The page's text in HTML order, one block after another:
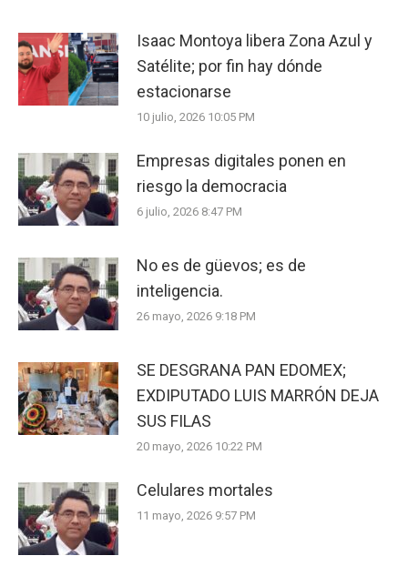
Isaac Montoya libera Zona Azul y
Satélite; por fin hay dónde
estacionarse
10 julio, 2026 10:05 PM
Empresas digitales ponen en
riesgo la democracia
6 julio, 2026 8:47 PM
No es de güevos; es de
inteligencia.
26 mayo, 2026 9:18 PM
SE DESGRANA PAN EDOMEX;
EXDIPUTADO LUIS MARRÓN DEJA
SUS FILAS
20 mayo, 2026 10:22 PM
Celulares mortales
11 mayo, 2026 9:57 PM